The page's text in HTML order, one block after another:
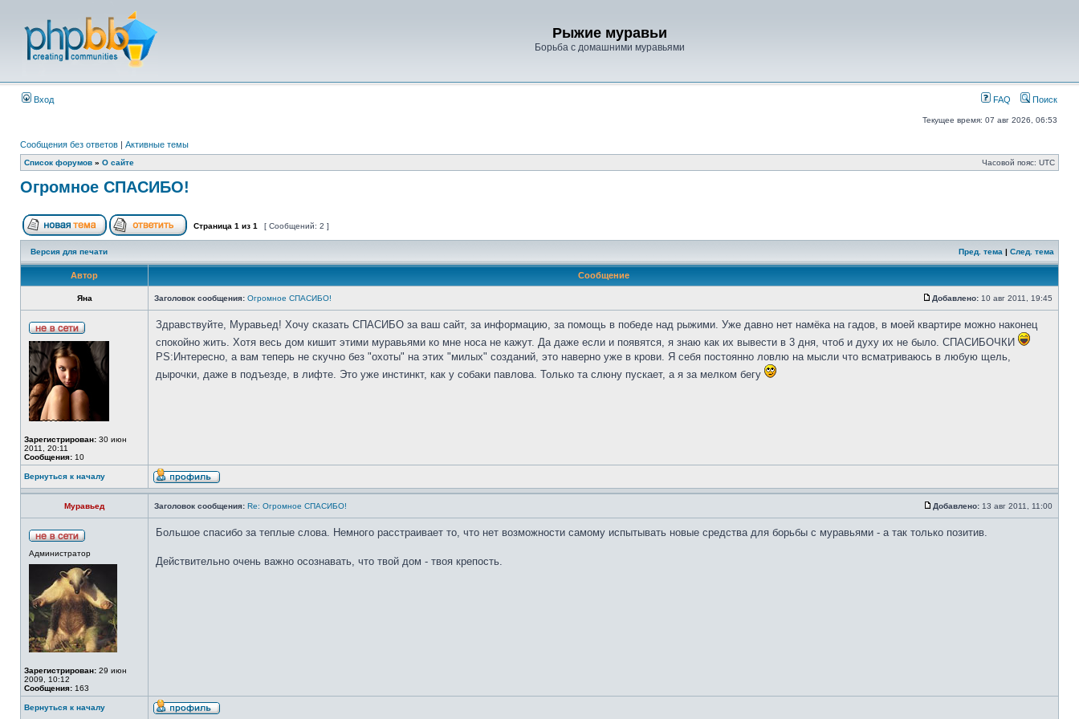
Рыжие муравьи
Борьба с домашними муравьями
Вход FAQ Поиск
Текущее время: 07 авг 2026, 06:53
Сообщения без ответов | Активные темы
Список форумов » О сайте Часовой пояс: UTC
Огромное СПАСИБО!
Страница 1 из 1 [ Сообщений: 2 ]
Версия для печати Пред. тема | След. тема
Автор Сообщение
Яна Заголовок сообщения: Огромное СПАСИБО! Добавлено: 10 авг 2011, 19:45
Зарегистрирован: 30 июн
2011, 20:11
Сообщения: 10
Здравствуйте, Муравьед! Хочу сказать СПАСИБО за ваш сайт, за информацию, за помощь в победе над рыжими. Уже давно нет намёка на гадов, в моей квартире можно наконец
спокойно жить. Хотя весь дом кишит этими муравьями ко мне носа не кажут. Да даже если и появятся, я знаю как их вывести в 3 дня, чтоб и духу их не было. СПАСИБОЧКИ
PS:Интересно, а вам теперь не скучно без "охоты" на этих "милых" созданий, это наверно уже в крови. Я себя постоянно ловлю на мысли что всматриваюсь в любую щель,
дырочки, даже в подъезде, в лифте. Это уже инстинкт, как у собаки павлова. Только та слюну пускает, а я за мелком бегу
Вернуться к началу
Муравьед Заголовок сообщения: Re: Огромное СПАСИБО! Добавлено: 13 авг 2011, 11:00
Администратор
Зарегистрирован: 29 июн
2009, 10:12
Сообщения: 163
Большое спасибо за теплые слова. Немного расстраивает то, что нет возможности самому испытывать новые средства для борьбы с муравьями - а так только позитив.
Действительно очень важно осознавать, что твой дом - твоя крепость.
Вернуться к началу